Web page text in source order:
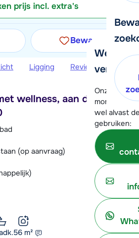
We
verder!
Onze
moment
wel alvast
gebruiken:
prijs incl. extra's
Bewaren
Ligging Reviews
wellness, aan de piste in
(op aanvraag)
56 m²